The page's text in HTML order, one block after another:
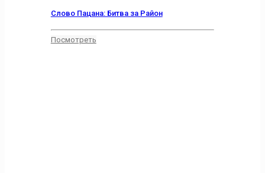
Слово Пацана: Битва за Район
Посмотреть